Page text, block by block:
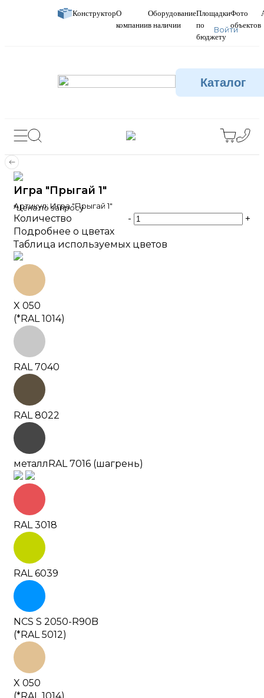
КонструкторО
компании
Оборудование
в наличии
Площадки
по
бюджету
Фото
объектов
Войти
Каталог
Игра "Прыгай 1"
Артикул: Игра "Прыгай 1"
*Цена по запросу
Количество -
+
Подробнее о цветах
Таблица используемых цветов
X 050
(*RAL 1014)
RAL 7040
RAL 8022
металлRAL 7016 (шагрень)
RAL 3018
RAL 6039
NCS S 2050-R90B
(*RAL 5012)
X 050